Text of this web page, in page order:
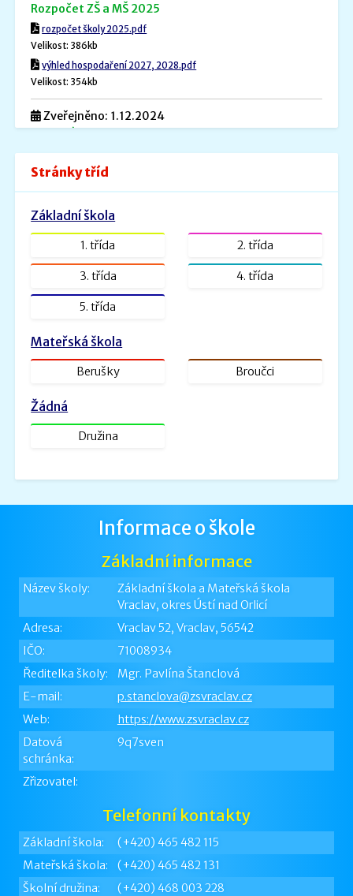
Rozpočet ZŠ a MŠ 2025
rozpočet školy 2025.pdf
Velikost: 386kb
výhled hospodaření 2027, 2028.pdf
Velikost: 354kb
Zveřejněno: 1.12.2024
Povinné informace
Povinné informace.pdf
Velikost: 240kb
ŠVP PV _ MŠ Rybička
ŠVP PV Rybička_web.doc.pdf
Zveřejněno: 31.1.2022
ŠVP - Veselá školička
Velikost: 2227kb
Stránky tříd
Základní škola
1. třída 2. třída
3. třída 4. třída
5. třída
Mateřská škola
Berušky Broučci
Žádná
Družina
Informace o škole
Základní informace
Název školy:
Základní škola a Mateřská škola
Vraclav, okres Ústí nad Orlicí
Adresa:
Vraclav 52, Vraclav, 56542
IČO:
71008934
Ředitelka školy:
Mgr. Pavlína Štanclová
E-mail:
p.stanclova@zsvraclav.cz
Web:
https://www.zsvraclav.cz
Datová
schránka:
9q7sven
Zřizovatel:
Telefonní kontakty
Základní škola:
(+420) 465 482 115
Mateřská škola:
(+420) 465 482 131
Školní družina:
(+420) 468 003 228